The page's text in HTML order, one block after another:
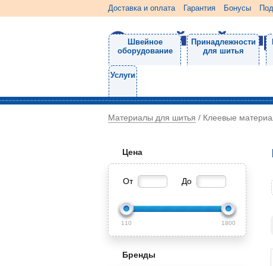
Доставка и оплата Гарантия Бонусы
Швейное
оборудование
Принадлежности
для шитья
Услуги
Материалы для шитья / Клеевые
Цена
От До
110 1800
Бренды